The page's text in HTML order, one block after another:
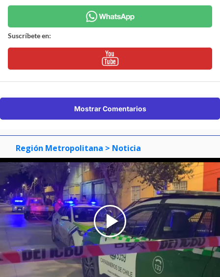
Suscríbete en:
Mostrar Comentarios
Región Metropolitana > Noticia